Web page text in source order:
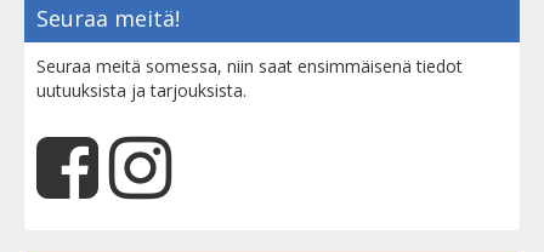
Seuraa meitä!
Seuraa meitä somessa, niin saat ensimmäisenä tiedot
uutuuksista ja tarjouksista.